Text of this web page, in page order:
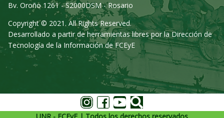
Bv. Oroño 1261 - S2000DSM - Rosario
Copyright © 2021. All Rights Reserved.
Desarrollado a partir de herramientas libres por la Dirección de
Tecnología de la Información de FCEyE